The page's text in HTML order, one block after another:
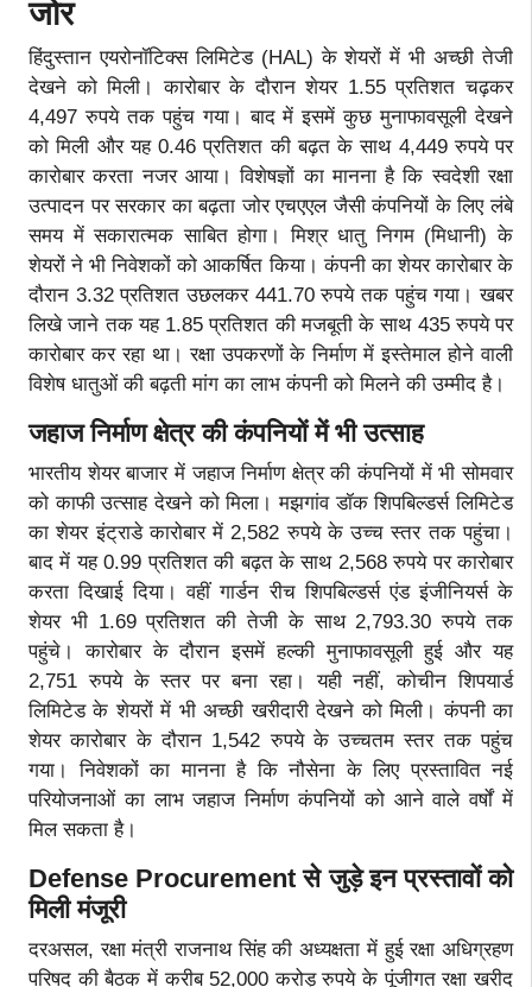
जोर
हिंदुस्तान एयरोनॉटिक्स लिमिटेड (HAL) के शेयरों में भी अच्छी तेजी
देखने को मिली। कारोबार के दौरान शेयर 1.55 प्रतिशत चढ़कर
4,497 रुपये तक पहुंच गया। बाद में इसमें कुछ मुनाफावसूली देखने
को मिली और यह 0.46 प्रतिशत की बढ़त के साथ 4,449 रुपये पर
कारोबार करता नजर आया। विशेषज्ञों का मानना है कि स्वदेशी रक्षा
उत्पादन पर सरकार का बढ़ता जोर एचएएल जैसी कंपनियों के लिए लंबे
समय में सकारात्मक साबित होगा। मिश्र धातु निगम (मिधानी) के
शेयरों ने भी निवेशकों को आकर्षित किया। कंपनी का शेयर कारोबार के
दौरान 3.32 प्रतिशत उछलकर 441.70 रुपये तक पहुंच गया। खबर
लिखे जाने तक यह 1.85 प्रतिशत की मजबूती के साथ 435 रुपये पर
कारोबार कर रहा था। रक्षा उपकरणों के निर्माण में इस्तेमाल होने वाली
विशेष धातुओं की बढ़ती मांग का लाभ कंपनी को मिलने की उम्मीद है।
जहाज निर्माण क्षेत्र की कंपनियों में भी उत्साह
भारतीय शेयर बाजार में जहाज निर्माण क्षेत्र की कंपनियों में भी सोमवार
को काफी उत्साह देखने को मिला। मझगांव डॉक शिपबिल्डर्स लिमिटेड
का शेयर इंट्राडे कारोबार में 2,582 रुपये के उच्च स्तर तक पहुंचा।
बाद में यह 0.99 प्रतिशत की बढ़त के साथ 2,568 रुपये पर कारोबार
करता दिखाई दिया। वहीं गार्डन रीच शिपबिल्डर्स एंड इंजीनियर्स के
शेयर भी 1.69 प्रतिशत की तेजी के साथ 2,793.30 रुपये तक
पहुंचे। कारोबार के दौरान इसमें हल्की मुनाफावसूली हुई और यह
2,751 रुपये के स्तर पर बना रहा। यही नहीं, कोचीन शिपयार्ड
लिमिटेड के शेयरों में भी अच्छी खरीदारी देखने को मिली। कंपनी का
शेयर कारोबार के दौरान 1,542 रुपये के उच्चतम स्तर तक पहुंच
गया। निवेशकों का मानना है कि नौसेना के लिए प्रस्तावित नई
परियोजनाओं का लाभ जहाज निर्माण कंपनियों को आने वाले वर्षों में
मिल सकता है।
Defense Procurement से जुड़े इन प्रस्तावों को
मिली मंजूरी
दरअसल, रक्षा मंत्री राजनाथ सिंह की अध्यक्षता में हुई रक्षा अधिग्रहण
परिषद की बैठक में करीब 52,000 करोड़ रुपये के पूंजीगत रक्षा खरीद